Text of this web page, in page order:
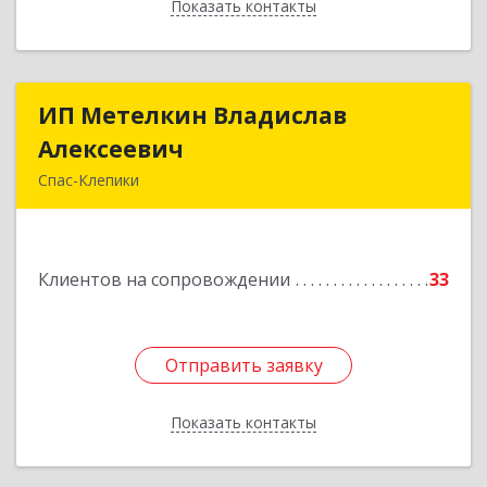
Показать контакты
Назад
ИП Метелкин Владислав
Алексеевич
Спас-Клепики
Клиентов на сопровождении 33
Отправить заявку
Показать контакты
ИП Метелкин Владислав
Подробнее
Отправить заявку
Назад